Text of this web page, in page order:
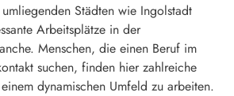
Städten wie Ingolstadt
Arbeitsplätze in der
Menschen, die einen Beruf im
suchen, finden hier zahlreiche
dynamischen Umfeld zu arbeiten.